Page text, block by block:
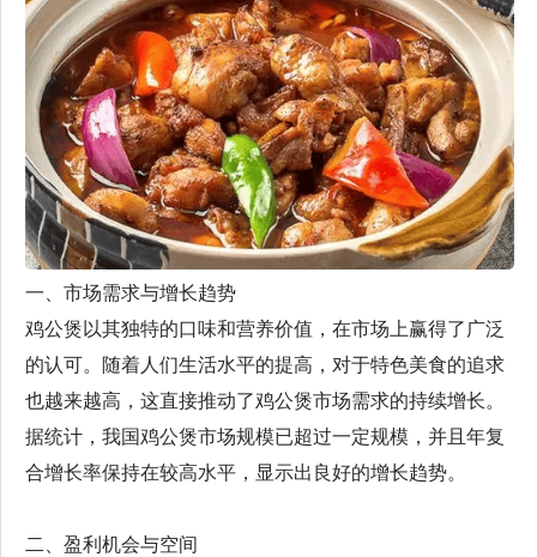
一、市场需求与增长趋势
鸡公煲以其独特的口味和营养价值，在市场上赢得了广泛
的认可。随着人们生活水平的提高，对于特色美食的追求
也越来越高，这直接推动了鸡公煲市场需求的持续增长。
据统计，我国鸡公煲市场规模已超过一定规模，并且年复
合增长率保持在较高水平，显示出良好的增长趋势。
二、盈利机会与空间